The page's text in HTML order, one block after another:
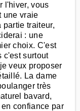
l'hiver, vous
une vraie
partie traiteur,
: une
choix. C'est
c'est surtout
veux proposer
La dame
très
bavard,
confiance par